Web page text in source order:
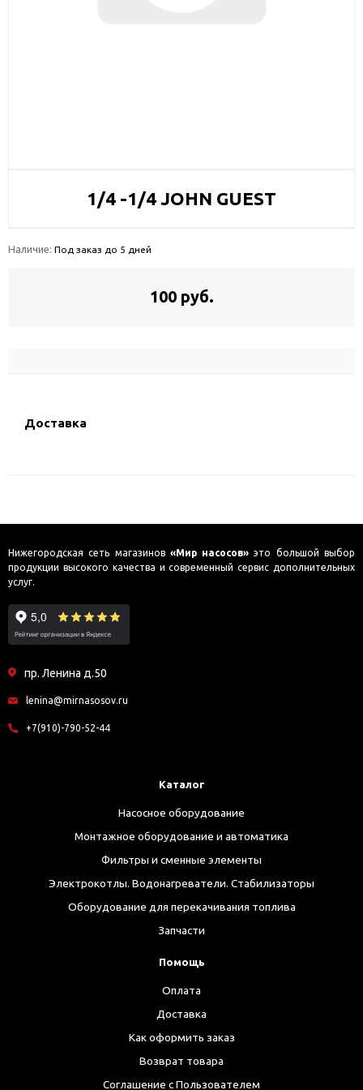
1/4 -1/4 JOHN GUEST
Наличие: Под заказ до 5 дней
100 руб.
Доставка
Нижегородская сеть магазинов «Мир насосов» это большой выбор
продукции высокого качества и современный сервис дополнительных
услуг.
пр. Ленина д.50
lenina@mirnasosov.ru
+7(910)-790-52-44
Каталог
Насосное оборудование
Монтажное оборудование и автоматика
Фильтры и сменные элементы
Электрокотлы. Водонагреватели. Стабилизаторы
Оборудование для перекачивания топлива
Запчасти
Помощь
Оплата
Доставка
Как оформить заказ
Возврат товара
Соглашение с Пользователем